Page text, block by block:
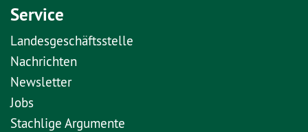
Service
Landesgeschäftsstelle
Nachrichten
Newsletter
Jobs
Stachlige Argumente